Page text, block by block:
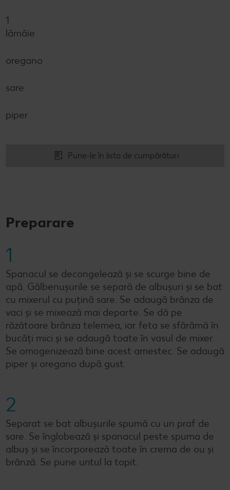
1
lămâie
oregano
sare
piper
Pune-le în lista de cumpărături
Preparare
1
Spanacul se decongelează și se scurge bine de
apă. Gălbenușurile se separă de albușuri și se bat
cu mixerul cu puțină sare. Se adaugă brânza de
vaci și se mixează mai departe. Se dă pe
răzătoare brânza telemea, iar feta se sfărâmă în
bucăți mici și se adaugă toate în vasul de mixer.
Se omogenizează bine acest amestec. Se adaugă
piper și oregano după gust.
2
Separat se bat albușurile spumă cu un praf de
sare. Se înglobează și spanacul peste spuma de
albuș și se încorporează toate în crema de ou și
brânză. Se pune untul la topit.